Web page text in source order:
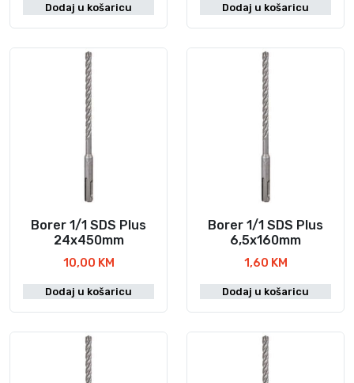
Dodaj u košaricu Dodaj u košaricu
Borer 1/1 SDS Plus
24x450mm
10,00 KM
Dodaj u košaricu
Borer 1/1 SDS Plus
6,5x160mm
1,60 KM
Dodaj u košaricu